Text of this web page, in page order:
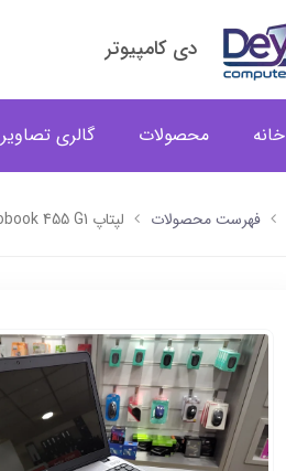
دی کامپیوتر
خانه محصولات گالری تصاویر
فهرست محصولات لپتاپ HP Probook 455 G1